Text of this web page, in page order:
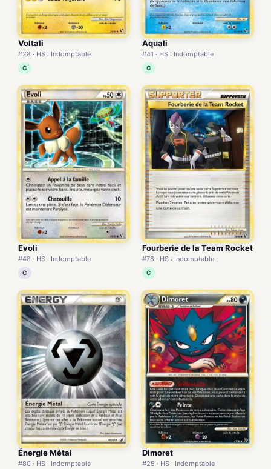
Voltali
#28 · HS : Indomptable
C
Aquali
#41 · HS : Indomptable
C
Evoli
#48 · HS : Indomptable
C
Fourberie de la Team Rocket
#78 · HS : Indomptable
C
Énergie Métal
#80 · HS : Indomptable
Dimoret
#25 · HS : Indomptable